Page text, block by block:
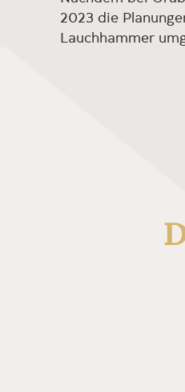
2023 die
Lauchhammer